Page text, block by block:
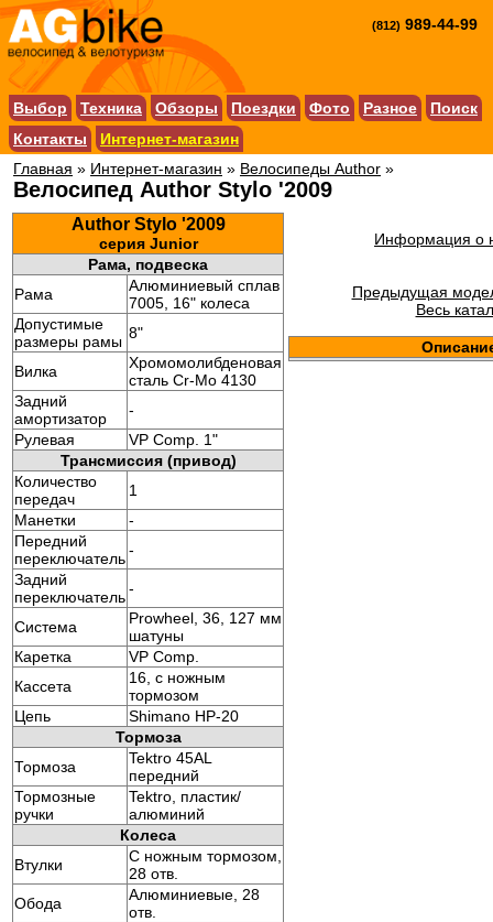
(812) 989-44-99
Выбор Техника Обзоры Поездки Фото Разное
Поиск
Контакты
Интернет-магазин
Главная » Интернет-магазин » Велосипеды Author »
Велосипед Author Stylo '2009
Author Stylo '2009
серия Junior
Рама, подвеска
Рама
Алюминиевый сплав
7005, 16" колеса
Допустимые
размеры рамы 8"
Вилка
Хромомолибденовая
сталь Cr-Mo 4130
Задний
амортизатор
-
Рулевая
VP Comp. 1"
Трансмиссия (привод)
Количество
передач
1
Манетки
-
Передний
переключатель-
Задний
переключатель-
Система
Prowheel, 36, 127 мм
шатуны
Каретка
VP Comp.
Кассета
16, с ножным
тормозом
Цепь
Shimano HP-20
Тормоза
Тормоза
Tektro 45AL
передний
Тормозные
ручки
Tektro, пластик/
алюминий
Колеса
Втулки
С ножным тормозом,
28 отв.
Обода
Алюминиевые, 28
отв.
Информация о
Предыдущая
Весь